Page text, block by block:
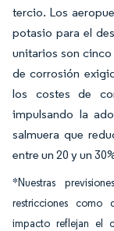
tercio. Los
potasio para el
unitarios son
de corrosión
los costes de
impulsando la
salmuera que
entre un 20 y un
*Nuestras
restricciones como
impacto reflejan el